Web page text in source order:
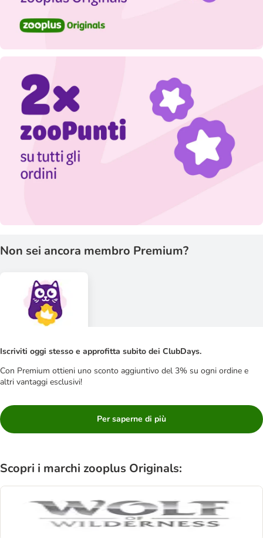
Non sei ancora membro Premium?
Iscriviti oggi stesso e approfitta subito dei ClubDays.
Con Premium ottieni uno sconto aggiuntivo del 3% su ogni ordine e
altri vantaggi esclusivi!
Per saperne di più
Scopri i marchi zooplus Originals: